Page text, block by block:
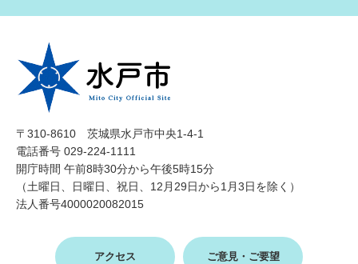
〒310-8610 茨城県水戸市中央1-4-1
電話番号 029-224-1111
開庁時間 午前8時30分から午後5時15分
（土曜日、日曜日、祝日、12月29日から1月3日を除く）
法人番号4000020082015
アクセス ご意見・ご要望